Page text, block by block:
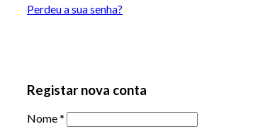
Perdeu a sua senha?
Registar nova conta
Nome*